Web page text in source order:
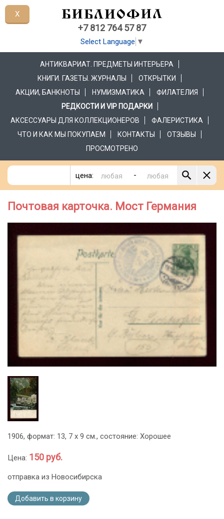
+7 812 764 57 87
Select Language ▼
АНТИКВАРИАТ. ПРЕДМЕТЫ ИНТЕРЬЕРА
КНИГИ. ГАЗЕТЫ. ЖУРНАЛЫ
ОТКРЫТКИ
АКЦИИ, БАНКНОТЫ
НУМИЗМАТИКА
ФИЛАТЕЛИЯ
РЕДКОСТИ И VIP ПОДАРКИ
АКСЕССУАРЫ ДЛЯ КОЛЛЕКЦИОНЕРОВ
ФАЛЕРИСТИКА
ЧТО И КАК МЫ ПОКУПАЕМ
КОНТАКТЫ
ОТЗЫВЫ
ПРОСМОТРЕНО
цена: -
Почтовая карточка. Мост Германия
1906, формат: 13, 7 х 9 см., состояние: Хорошее
Цена: 150 руб.
отправка из Новосибирска
Добавить в корзину
X